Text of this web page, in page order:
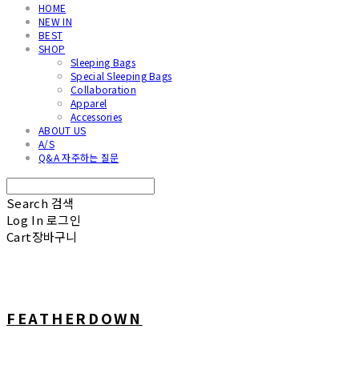
HOME
NEW IN
BEST
SHOP
Sleeping Bags
Special Sleeping Bags
Collaboration
Apparel
Accessories
ABOUT US
A/S
Q&A 자주하는 질문
Search 검색
Log In 로그인
Cart장바구니
FEATHERDOWN